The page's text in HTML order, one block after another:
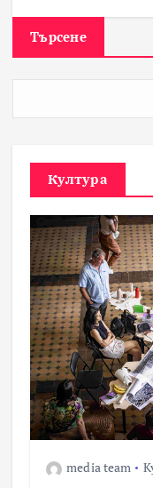
Търсене
Култура
media team